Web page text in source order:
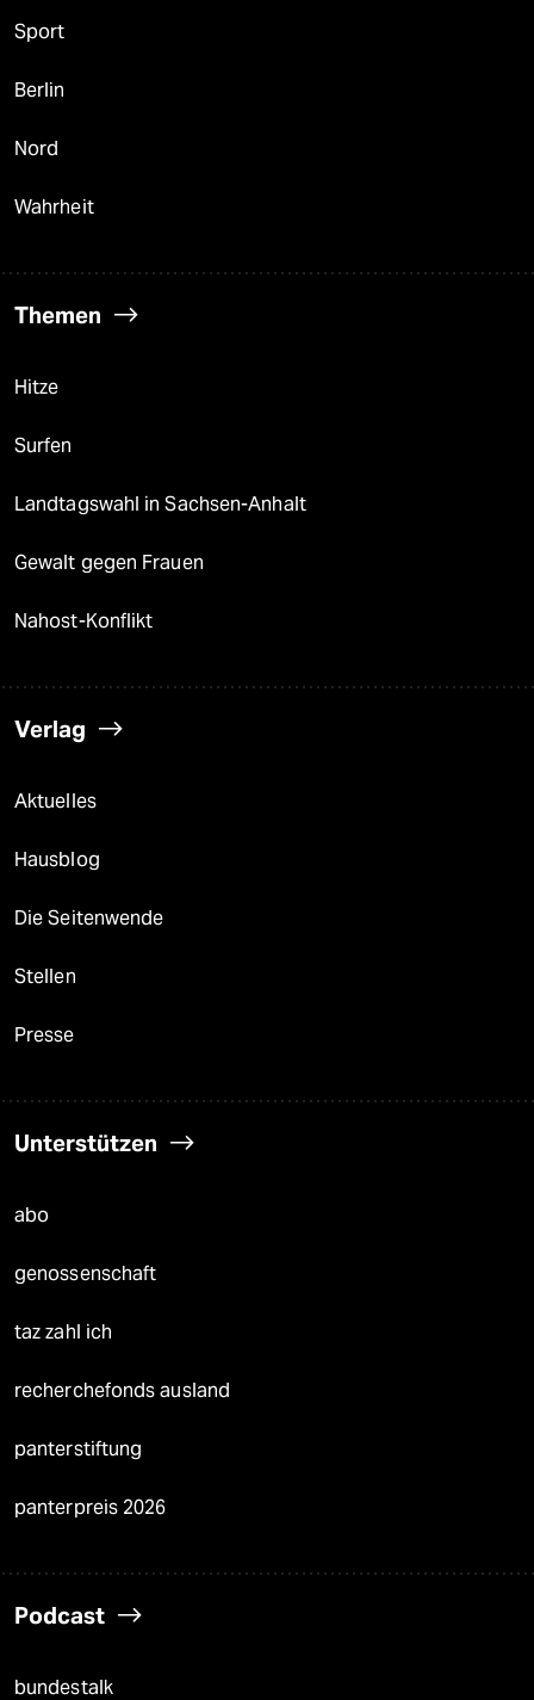
Sport
Berlin
Nord
Wahrheit
Themen
Hitze
Surfen
Landtagswahl in Sachsen-Anhalt
Gewalt gegen Frauen
Nahost-Konflikt
Verlag
Aktuelles
Hausblog
Die Seitenwende
Stellen
Presse
Unterstützen
abo
genossenschaft
taz zahl ich
recherchefonds ausland
panterstiftung
panterpreis 2026
Podcast
bundestalk